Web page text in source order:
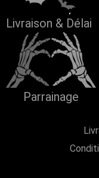
Livraison & Délai
Parrainage